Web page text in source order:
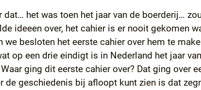
het was toen het jaar van de boerderij…
ideeen over, het cahier is er nooit gekomen
besloten het eerste cahier over hem te
op een drie eindigt is in Nederland het jaar
ging dit eerste cahier over? Dat ging over
geschiedenis bij afloopt kunt zien is dat